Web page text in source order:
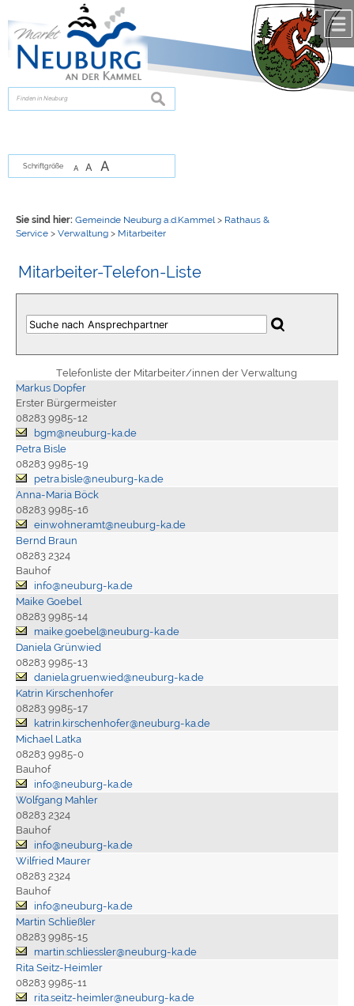
zur Navigationoder
springen.
suchen
Schriftgröße A A A
Sie sind hier: Gemeinde Neuburg a.d.Kammel > Rathaus &
Service> Verwaltung> Mitarbeiter
Mitarbeiter-Telefon-Liste
Telefonliste der Mitarbeiter/innen der Verwaltung
Markus Dopfer
Erster Bürgermeister
08283 9985-12
bgm@neuburg-ka.de
Petra Bisle
08283 9985-19
petra.bisle@neuburg-ka.de
Anna-Maria Böck
08283 9985-16
einwohneramt@neuburg-ka.de
Bernd Braun
08283 2324
Bauhof
info@neuburg-ka.de
Maike Goebel
08283 9985-14
maike.goebel@neuburg-ka.de
Daniela Grünwied
08283 9985-13
daniela.gruenwied@neuburg-ka.de
Katrin Kirschenhofer
08283 9985-17
katrin.kirschenhofer@neuburg-ka.de
Michael Latka
08283 9985-0
Bauhof
info@neuburg-ka.de
Wolfgang Mahler
08283 2324
Bauhof
info@neuburg-ka.de
Wilfried Maurer
08283 2324
Bauhof
info@neuburg-ka.de
Martin Schließler
08283 9985-15
martin.schliessler@neuburg-ka.de
Rita Seitz-Heimler
08283 9985-11
rita.seitz-heimler@neuburg-ka.de